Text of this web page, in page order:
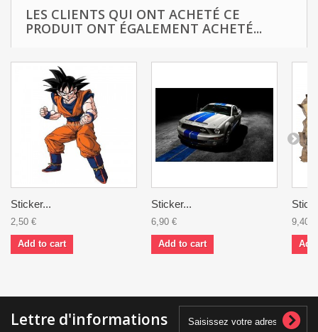
LES CLIENTS QUI ONT ACHETÉ CE
PRODUIT ONT ÉGALEMENT ACHETÉ...
Sticker...
2,50 €
Add to cart
Sticker...
6,90 €
Add to cart
9,40 €
Lettre d'informations